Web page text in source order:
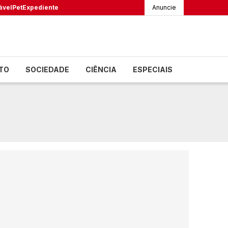
PetExpediente Anuncie
SOCIEDADE CIÊNCIA ESPECIAIS